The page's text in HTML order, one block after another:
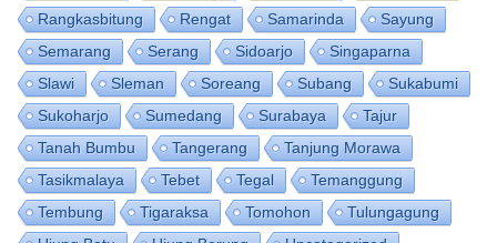
Rangkasbitung
Rengat Samarinda
Sayung
Semarang
Serang Sidoarjo
Singaparna
Slawi
Sleman Soreang Subang
Sukabumi
Sukoharjo
Sumedang Surabaya
Tajur
Tanah Bumbu
Tangerang
Tanjung Morawa
Tasikmalaya
Tebet Tegal
Temanggung
Tembung
Tigaraksa Tomohon
Tulungagung